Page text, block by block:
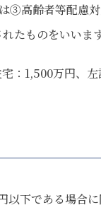
③高齢者等配慮
たものをいいま
：1,500万円、左
下である場合